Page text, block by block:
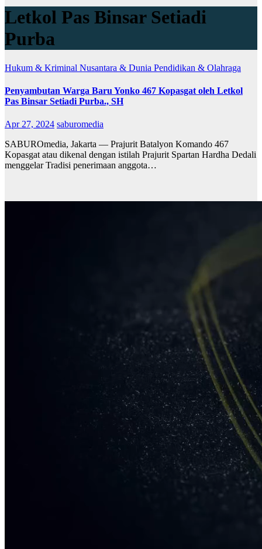
Letkol Pas Binsar Setiadi
Purba
Hukum & Kriminal Nusantara & Dunia Pendidikan & Olahraga
Penyambutan Warga Baru Yonko 467 Kopasgat oleh Letkol
Pas Binsar Setiadi Purba., SH
Apr 27, 2024 saburomedia
SABUROmedia, Jakarta — Prajurit Batalyon Komando 467
Kopasgat atau dikenal dengan istilah Prajurit Spartan Hardha Dedali
menggelar Tradisi penerimaan anggota…